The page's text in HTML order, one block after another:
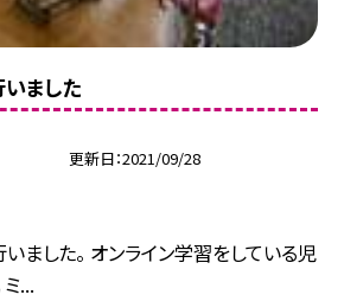
ました
更新日 2021/09/28
ました。 オンライン学習をしている児
...